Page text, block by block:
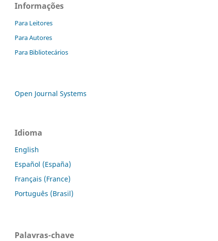
Informações
Para Leitores
Para Autores
Para Bibliotecários
Open Journal Systems
Idioma
English
Español (España)
Français (France)
Português (Brasil)
Palavras-chave